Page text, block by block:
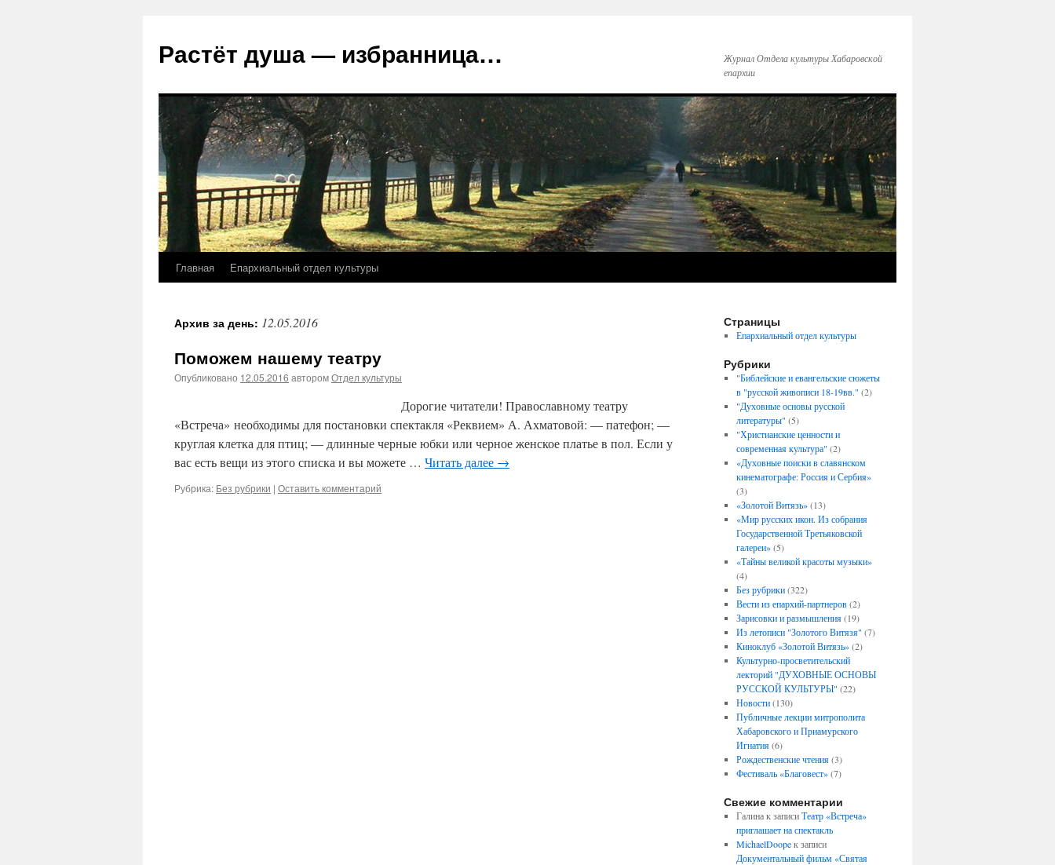
Растёт душа — избранница…
Журнал Отдела культуры Хабаровской
епархии
Перейти
содержимому
Главная Епархиальный отдел культуры
Архив за день: 12.05.2016
Поможем нашему театру
Опубликовано 12.05.2016 авторомОтдел культуры
Дорогие читатели! Православному театру
«Встреча» необходимы для постановки спектакля «Реквием» А. Ахматовой: — патефон; —
круглая клетка для птиц; — длинные черные юбки или черное женское платье в пол. Если у
вас есть вещи из этого списка и вы можете … Читать далее →
Рубрика: Без рубрики | Оставить комментарий
Страницы
Епархиальный отдел культуры
Рубрики
"Библейские и евангельские сюжеты
в "русской живописи 18-19вв." (2)
"Духовные основы русской
литературы" (5)
"Христианские ценности и
современная культура" (2)
«Духовные поиски в славянском
кинематографе: Россия и Сербия»
(3)
«Золотой Витязь»(13)
«Мир русских икон. Из собрания
Государственной Третьяковской
галереи»(5)
«Тайны великой красоты музыки»
(4)
Без рубрики(322)
Вести из епархий-партнеров(2)
Зарисовки и размышления(19)
Из летописи "Золотого Витязя" (7)
Киноклуб «Золотой Витязь»(2)
Культурно-просветительский
лекторий "ДУХОВНЫЕ ОСНОВЫ
РУССКОЙ КУЛЬТУРЫ" (22)
Новости(130)
Публичные лекции митрополита
Хабаровского и Приамурского
Игнатия(6)
Рождественские чтения(3)
Фестиваль «Благовест»(7)
Свежие комментарии
Галинак записиТеатр «Встреча»
приглашает на спектакль
MichaelDoopeк записи
Документальный фильм «Святая